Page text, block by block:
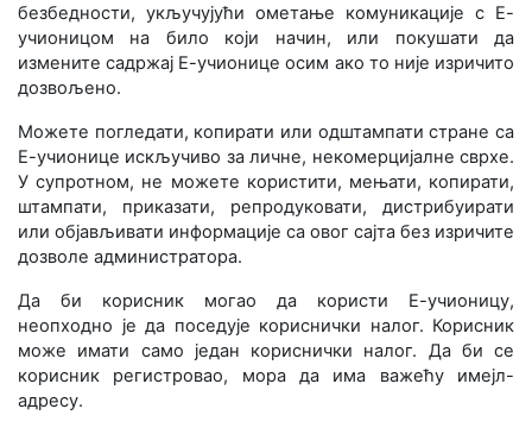
безбедности, укључујући ометање комуникације с Е-
учионицом на било који начин, или покушати да
измените садржај Е-учионице осим ако то није изричито
дозвољено.
Можете погледати, копирати или одштампати стране са
Е-учионице искључиво за личне, некомерцијалне сврхе.
У супротном, не можете користити, мењати, копирати,
штампати, приказати, репродуковати, дистрибуирати
или објављивати информације са овог сајта без изричите
дозволе администратора.
Да би корисник могао да користи Е-учионицу,
неопходно је да поседује кориснички налог. Корисник
може имати само један кориснички налог. Да би се
корисник регистровао, мора да има важећу имејл-
адресу.